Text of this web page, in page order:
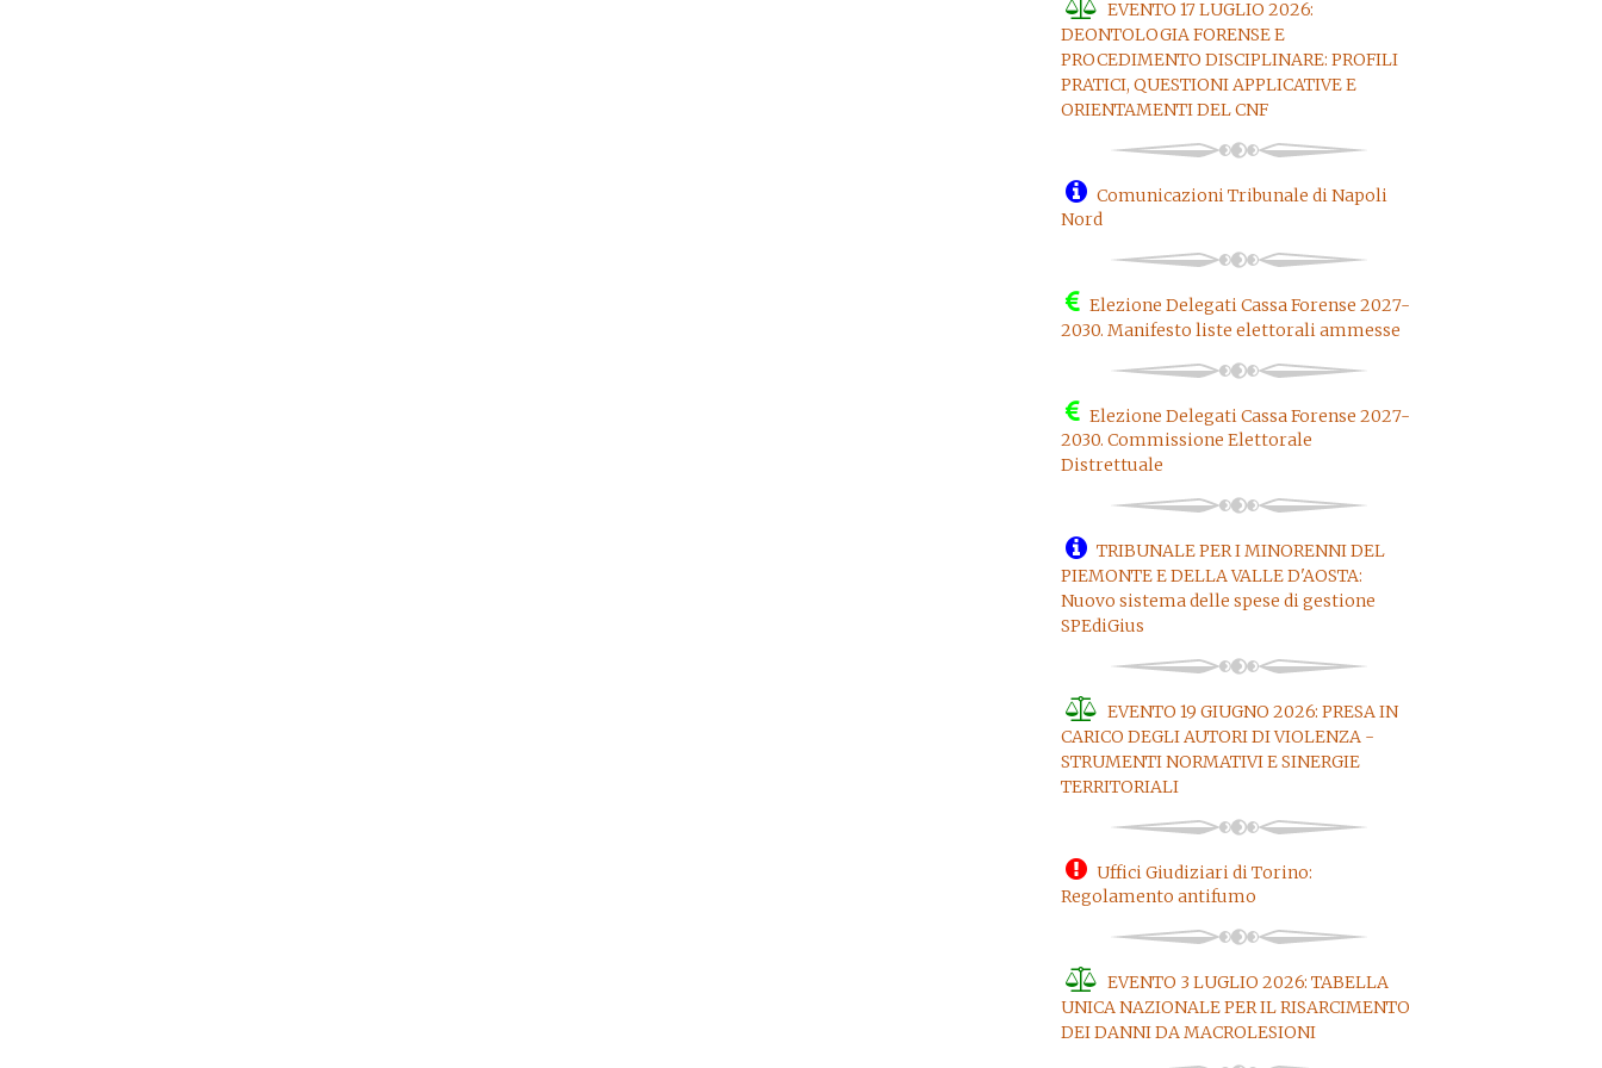
EVENTO 17 LUGLIO 2026:
DEONTOLOGIA FORENSE E
PROCEDIMENTO DISCIPLINARE: PROFILI
PRATICI, QUESTIONI APPLICATIVE E
ORIENTAMENTI DEL CNF
Comunicazioni Tribunale di Napoli
Nord
Elezione Delegati Cassa Forense 2027-
2030. Manifesto liste elettorali ammesse
Elezione Delegati Cassa Forense 2027-
2030. Commissione Elettorale
Distrettuale
TRIBUNALE PER I MINORENNI DEL
PIEMONTE E DELLA VALLE D'AOSTA:
Nuovo sistema delle spese di gestione
SPEdiGius
EVENTO 19 GIUGNO 2026: PRESA IN
CARICO DEGLI AUTORI DI VIOLENZA -
STRUMENTI NORMATIVI E SINERGIE
TERRITORIALI
Uffici Giudiziari di Torino:
Regolamento antifumo
EVENTO 3 LUGLIO 2026: TABELLA
UNICA NAZIONALE PER IL RISARCIMENTO
DEI DANNI DA MACROLESIONI